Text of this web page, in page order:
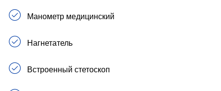
Манометр медицинский
Нагнетатель
Встроенный стетоскоп